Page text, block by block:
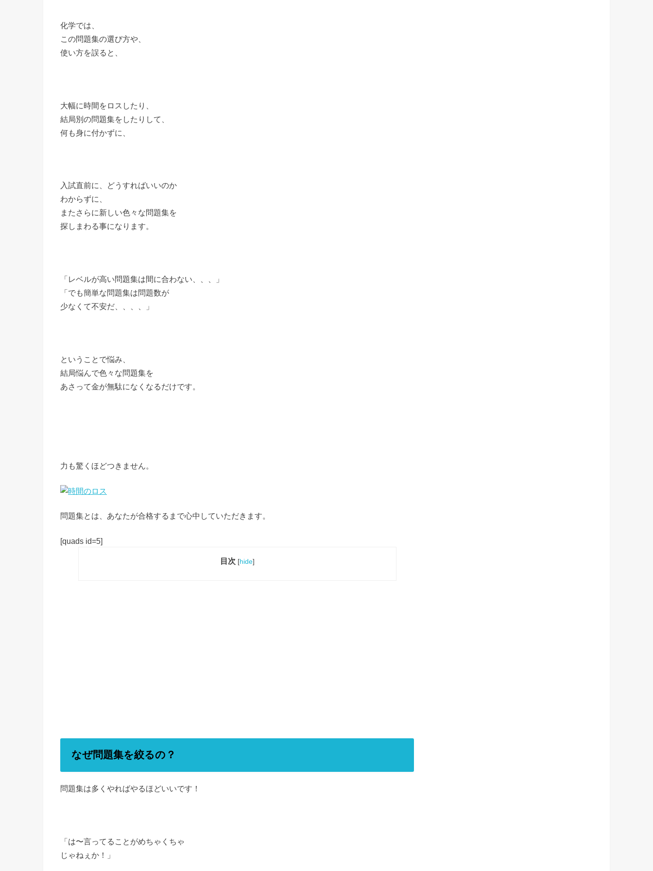
化学では、
この問題集の選び方や、
使い方を誤ると、
大幅に時間をロスしたり、
結局別の問題集をしたりして、
何も身に付かずに、
入試直前に、どうすればいいのか
わからずに、
またさらに新しい色々な問題集を
探しまわる事になります。
「レベルが高い問題集は間に合わない、、、」
「でも簡単な問題集は問題数が
少なくて不安だ、、、、」
ということで悩み、
結局悩んで色々な問題集を
あさって金が無駄になくなるだけです。
力も驚くほどつきません。
問題集とは、あなたが合格するまで心中していただきます。
[quads id=5]
目次 [hide]
なぜ問題集を絞るの？
問題集は多くやればやるほどいいです！
「は〜言ってることがめちゃくちゃ
じゃねぇか！」